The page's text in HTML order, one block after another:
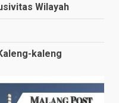
Wilayah
kaleng